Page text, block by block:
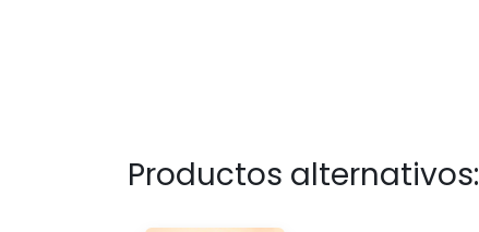
Productos alternativos: